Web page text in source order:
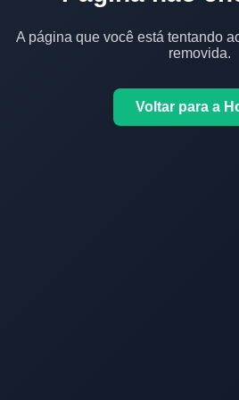
A página que você está tentando
removida.
Voltar para a